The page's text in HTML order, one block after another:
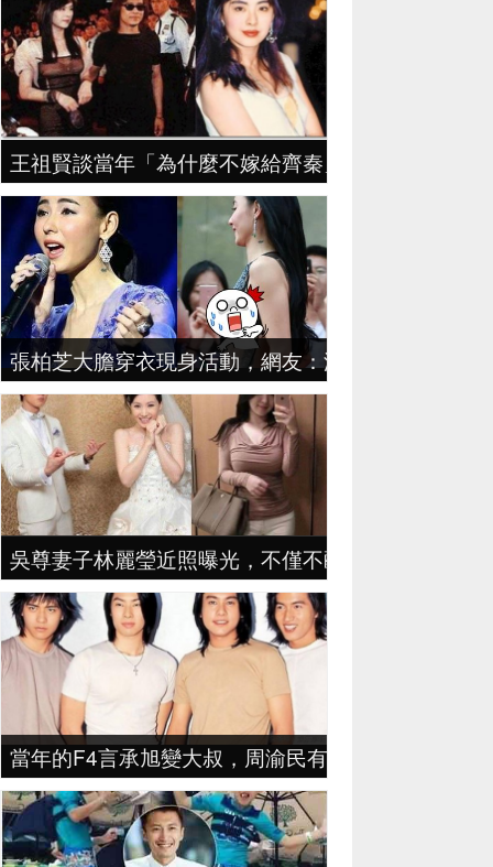
王祖賢談當年「為什麼不嫁給齊秦」，字字割心！
張柏芝大膽穿衣現身活動，網友：沒有老公管著的
吳尊妻子林麗瑩近照曝光，不僅不醜，比很多女明
當年的F4言承旭變大叔，周渝民有妻有女有事業，